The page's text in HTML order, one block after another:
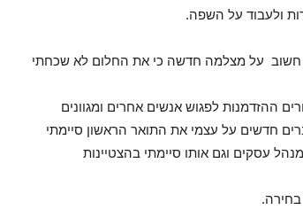
ולעבוד על השפה.
חשוב על מצלמה חדשה כי את החלום לא שכחתי
ההזדמנות לפגוש אנשים אחרים ומגוונים
חדשים על עצמי את התואר הראשון סיימתי
עסקים וגם אותו סיימתי בהצטיינות